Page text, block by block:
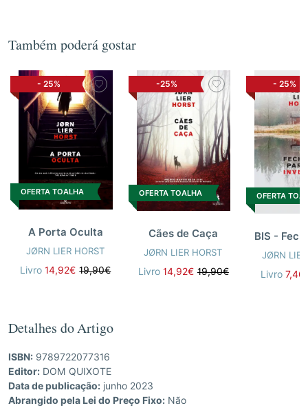
Também poderá gostar
- 25%
OFERTA TOALHA
A Porta Oculta
JØRN LIER HORST
Livro14,92€ 19,90€
-25%
OFERTA TOALHA
Cães de Caça
JØRN LIER HORST
Livro 14,92€ 19,90€
- 25%
OFERTA
JØRN
Livro
Detalhes do Artigo
ISBN: 9789722077316
Editor: DOM QUIXOTE
Data de publicação: junho 2023
Abrangido pela Lei do Preço Fixo: Não